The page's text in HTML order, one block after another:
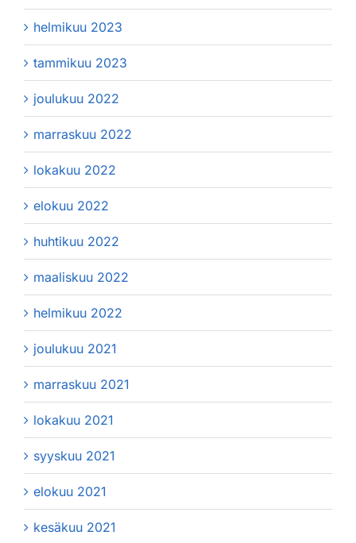
helmikuu 2023
tammikuu 2023
joulukuu 2022
marraskuu 2022
lokakuu 2022
elokuu 2022
huhtikuu 2022
maaliskuu 2022
helmikuu 2022
joulukuu 2021
marraskuu 2021
lokakuu 2021
syyskuu 2021
elokuu 2021
kesäkuu 2021